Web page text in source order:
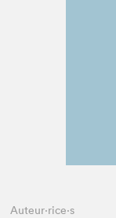
Auteur·rice·s